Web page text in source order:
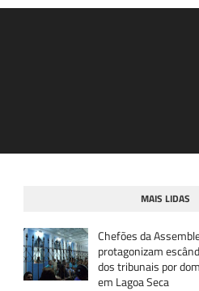
MAIS LIDAS
Chefões da
protagonizam
dos tribunais por
em Lagoa Seca